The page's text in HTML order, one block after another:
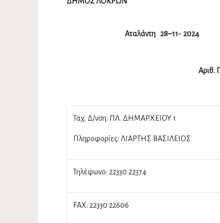
Αριθ.
Ταχ. Δ/νση: ΠΛ. ΔΗΜΑΡΧΕΙΟΥ 1
Πληροφορίες: ΛΙΑΡΤΗΣ ΒΑΣΙΛΕΙΟΣ
Τηλέφωνο: 22330 22374
FAX: 22330 22606